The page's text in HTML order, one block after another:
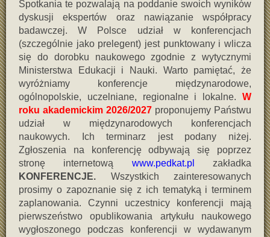
Spotkania te pozwalają na poddanie swoich wyników
dyskusji ekspertów oraz nawiązanie współpracy
badawczej. W Polsce udział w konferencjach
(szczególnie jako prelegent) jest punktowany i wlicza
się do dorobku naukowego zgodnie z wytycznymi
Ministerstwa Edukacji i Nauki. Warto pamiętać, że
wyróżniamy konferencje międzynarodowe,
ogólnopolskie, uczelniane, regionalne i lokalne. W
roku akademickim 2026/2027 proponujemy Państwu
udział w międzynarodowych konferencjach
naukowych. Ich terminarz jest podany niżej.
Zgłoszenia na konferencję odbywają się poprzez
stronę internetową www.pedkat.pl
zakładka
KONFERENCJE. Wszystkich zainteresowanych
prosimy o zapoznanie się z ich tematyką i terminem
zaplanowania. Czynni uczestnicy konferencji mają
pierwszeństwo opublikowania artykułu naukowego
wygłoszonego podczas konferencji w wydawanym